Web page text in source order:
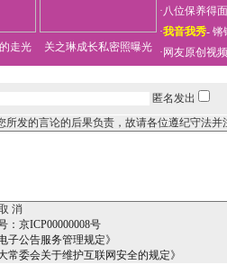
走光 关之琳成长私密照曝光
·八位保养得
·我音我秀- 锵
· 网友原创视
匿名发出
所发的言论的后果负责，故请各位遵纪守法并
：京ICP00000008号
子公告服务管理规定》
常委会关于维护互联网安全的规定》